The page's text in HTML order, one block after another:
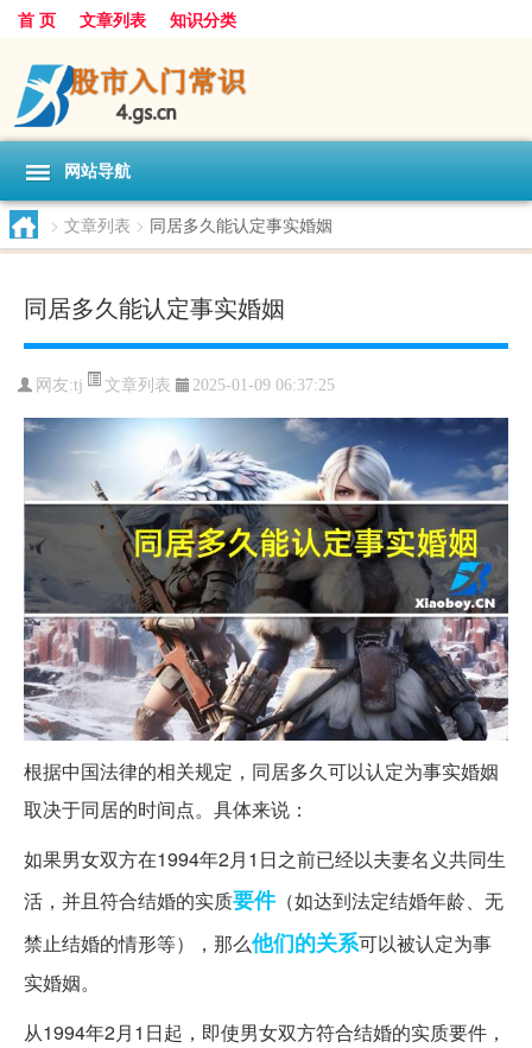
首 页 文章列表 知识分类
网站导航
> 文章列表 > 同居多久能认定事实婚姻
同居多久能认定事实婚姻
网友:tj 文章列表 2025-01-09 06:37:25
根据中国法律的相关规定，同居多久可以认定为事实婚姻
取决于同居的时间点。具体来说：
如果男女双方在1994年2月1日之前已经以夫妻名义共同生
活，并且符合结婚的实质要件（如达到法定结婚年龄、无
禁止结婚的情形等），那么他们的关系可以被认定为事
实婚姻。
从1994年2月1日起，即使男女双方符合结婚的实质要件，